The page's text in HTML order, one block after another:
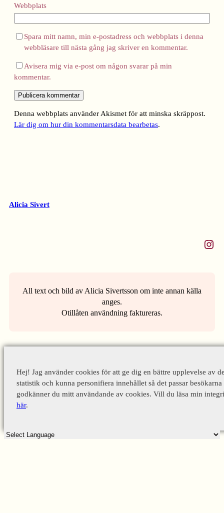
Webbplats
Spara mitt namn, min e-postadress och webbplats i denna
webbläsare till nästa gång jag skriver en kommentar.
Avisera mig via e-post om någon svarar på min
kommentar.
Denna webbplats använder Akismet för att minska skräppost.
Lär dig om hur din kommentarsdata bearbetas.
Alicia Sivert
Instagram
All text och bild av Alicia Sivertsson om inte annan källa
anges.
Otillåten användning faktureras.
Hej! Jag använder cookies för att ge dig en bättre upplevelse av
statistik och kunna personifiera innehållet så det passar
godkänner du mitt användande av cookies. Vill du läsa min
här.